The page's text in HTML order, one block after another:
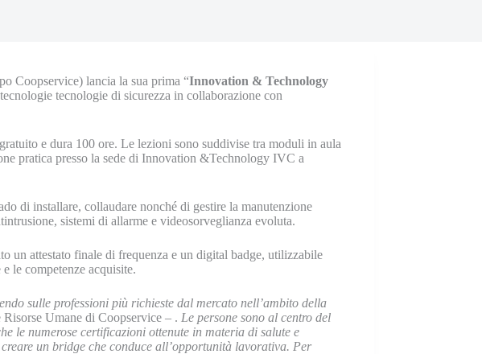
Coopservice) lancia la sua prima “Innovation & Technology
tecnologie di sicurezza in collaborazione con
e dura 100 ore. Le lezioni sono suddivise tra moduli in aula
pratica presso la sede di Innovation &Technology IVC a
di installare, collaudare nonché di gestire la manutenzione
sistemi di allarme e videosorveglianza evoluta.
un attestato finale di frequenza e un digital badge, utilizzabile
le competenze acquisite.
sulle professioni più richieste dal mercato nell’ambito della
Umane di Coopservice – . Le persone sono al centro del
le numerose certificazioni ottenute in materia di salute e
un bridge che conduce all’opportunità lavorativa. Per